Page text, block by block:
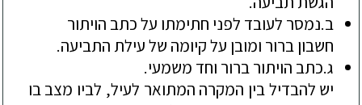
ב.נמסר לעובד לפני חתימתו על כתב הויתור
חשבון ברור ומובן על קיומה של עילת התביעה.
ג.כתב הויתור ברור וחד משמעי.
יש להבדיל בין המקרה המתואר לעיל, לביו מצב בו